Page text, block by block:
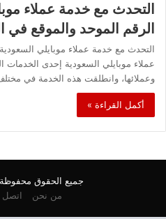
التحدث مع خدمة عملاء
الرقم الموحد والموقع في
التحدث مع خدمة عملاء موبايلي
عملاء موبايلي السعودية إحدى الخدمات
وعملائها، وانطلقت هذه الخدمة في
أكمل القراءة »
جميع الحقوق
من نحن
اتصل